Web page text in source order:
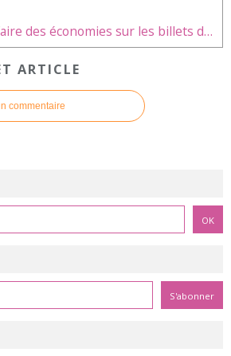
Des astuces pour faire des économies sur les billets d’avion ?
ARTICLE
commentaire